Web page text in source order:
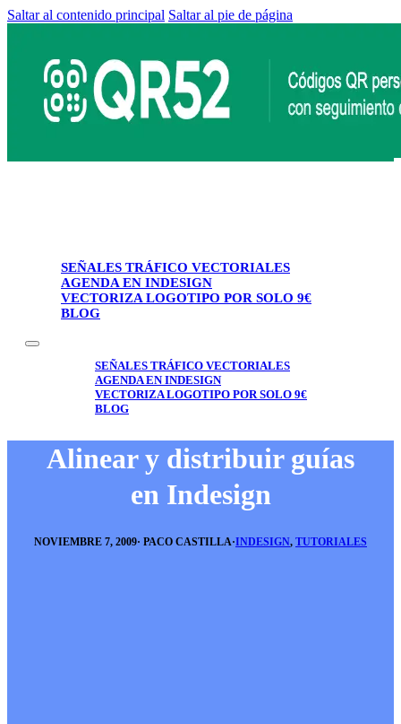
Saltar al contenido principal Saltar al pie de página
SEÑALES TRÁFICO VECTORIALES
AGENDA EN INDESIGN
VECTORIZA LOGOTIPO POR SOLO 9€
BLOG
SEÑALES TRÁFICO VECTORIALES
AGENDA EN INDESIGN
VECTORIZA LOGOTIPO POR SOLO 9€
BLOG
Alinear y distribuir guías
en Indesign
NOVIEMBRE 7, 2009· PACO CASTILLA·INDESIGN, TUTORIALES